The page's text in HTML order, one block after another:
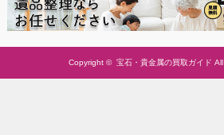
Copyright © 宝石・貴金属の買取ガイド